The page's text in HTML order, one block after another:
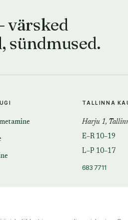
värsked
sündmused.
TALLINNA
Harju 1,
E–R 10–19
L–P 10–17
683 7711